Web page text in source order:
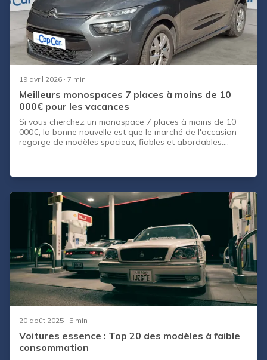
19 avril 2026 · 7 min
Meilleurs monospaces 7 places à moins de 10
000€ pour les vacances
Si vous cherchez un monospace 7 places à moins de 10
000€, la bonne nouvelle est que le marché de l'occasion
regorge de modèles spacieux, fiables et abordables.
générations éviter et quels points vérifier avant de signer.
Dans cet article, nous avons sélectionné les meilleures
options disponibles dans ce budget, avec leurs points
forts, leur capacité de coffre et leur niveau de fiabilité.
20 août 2025 · 5 min
Voitures essence : Top 20 des modèles à faible
consommation